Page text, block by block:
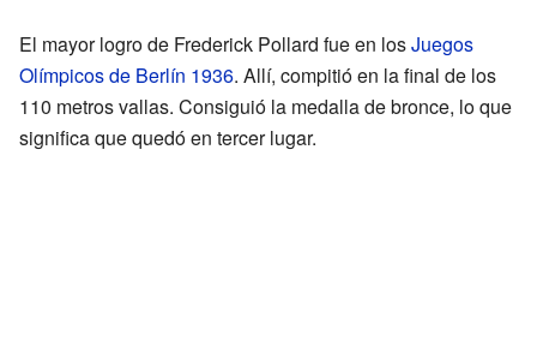
El mayor logro de Frederick Pollard fue en losJuegos
Olímpicos de Berlín 1936. Allí, compitió en la final de los
110 metros vallas. Consiguió la medalla de bronce, lo que
significa que quedó en tercer lugar.